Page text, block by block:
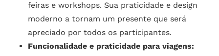
feiras e workshops. Sua praticidade e design
moderno a tornam um presente que será
apreciado por todos os participantes.
Funcionalidade e praticidade para viagens: